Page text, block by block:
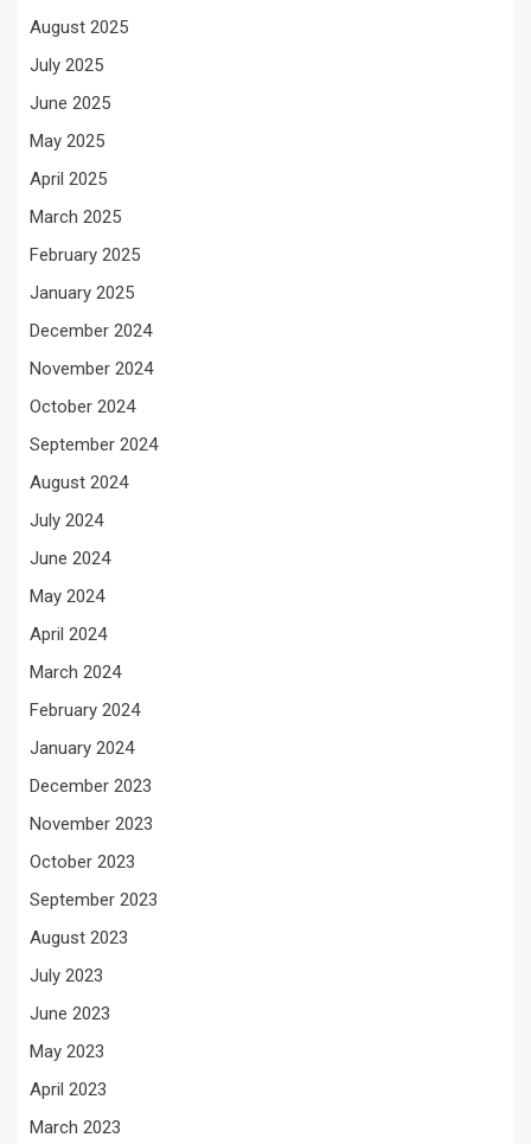
August 2025
July 2025
June 2025
May 2025
April 2025
March 2025
February 2025
January 2025
December 2024
November 2024
October 2024
September 2024
August 2024
July 2024
June 2024
May 2024
April 2024
March 2024
February 2024
January 2024
December 2023
November 2023
October 2023
September 2023
August 2023
July 2023
June 2023
May 2023
April 2023
March 2023